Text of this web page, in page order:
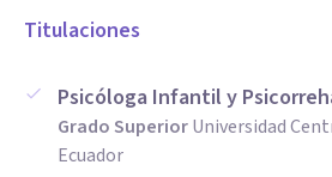
Titulaciones
Psicóloga Infantil y
Grado SuperiorUniversidad
Ecuador